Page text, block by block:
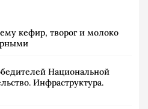
кефир, творог и молоко
Национальной
Инфраструктура.